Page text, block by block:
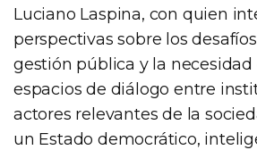
Luciano Laspina, con quien
perspectivas sobre los
gestión pública y la
espacios de diálogo entre
actores relevantes de la
un Estado democrático,